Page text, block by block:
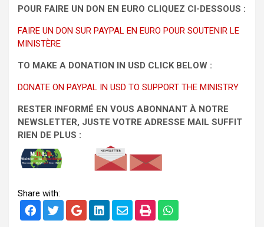
POUR FAIRE UN DON EN EURO CLIQUEZ CI-DESSOUS :
FAIRE UN DON SUR PAYPAL EN EURO POUR SOUTENIR LE
MINISTÈRE
TO MAKE A DONATION IN USD CLICK BELOW :
DONATE ON PAYPAL IN USD TO SUPPORT THE MINISTRY
RESTER INFORMÉ EN VOUS ABONNANT À NOTRE
NEWSLETTER, JUSTE VOTRE ADRESSE MAIL SUFFIT
RIEN DE PLUS :
Share with: